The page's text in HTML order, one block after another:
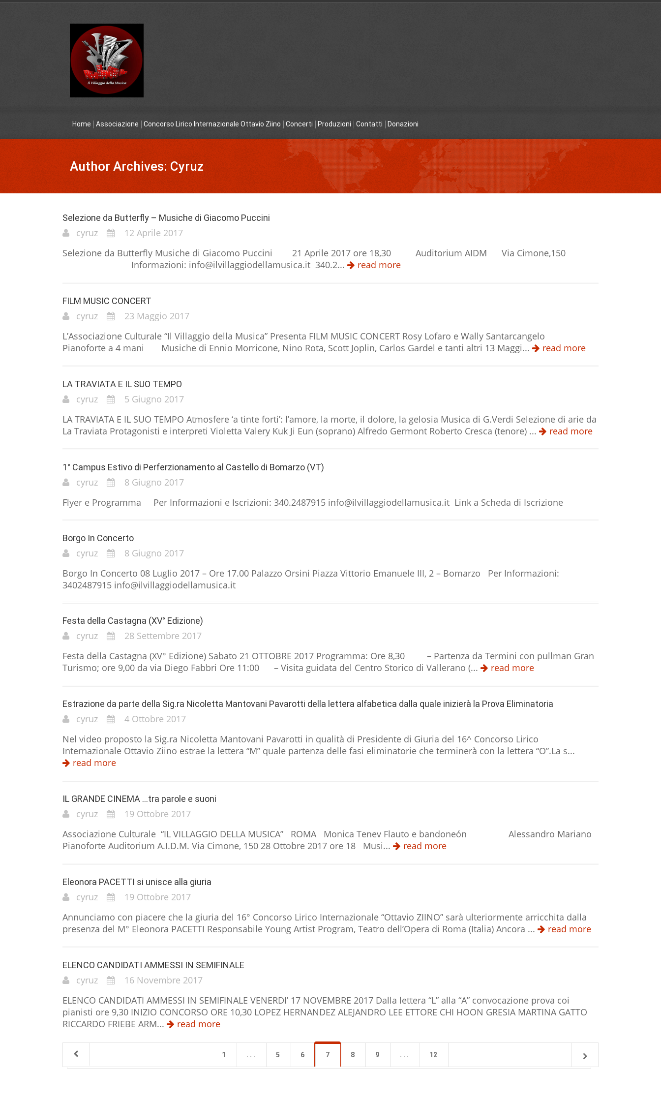
Home Associazione Concorso Lirico Internazionale Ottavio Ziino Concerti Produzioni Contatti Donazioni
Author Archives: Cyruz
Selezione da Butterfly – Musiche di Giacomo Puccini
cyruz
12 Aprile 2017
Selezione da Butterfly Musiche di Giacomo Puccini 21 Aprile 2017 ore 18,30 Auditorium AIDM Via Cimone,150
Informazioni: info@ilvillaggiodellamusica.it 340.2...
read more
FILM MUSIC CONCERT
cyruz
23 Maggio 2017
L’Associazione Culturale “Il Villaggio della Musica” Presenta FILM MUSIC CONCERT Rosy Lofaro e Wally Santarcangelo
Pianoforte a 4 mani Musiche di Ennio Morricone, Nino Rota, Scott Joplin, Carlos Gardel e tanti altri 13 Maggi...
read more
LA TRAVIATA E IL SUO TEMPO
cyruz
5 Giugno 2017
LA TRAVIATA E IL SUO TEMPO Atmosfere ‘a tinte forti’: l’amore, la morte, il dolore, la gelosia Musica di G.Verdi Selezione di arie da
La Traviata Protagonisti e interpreti Violetta Valery Kuk Ji Eun (soprano) Alfredo Germont Roberto Cresca (tenore) ...
read more
1° Campus Estivo di Perferzionamento al Castello di Bomarzo (VT)
cyruz
8 Giugno 2017
Flyer e Programma Per Informazioni e Iscrizioni: 340.2487915 info@ilvillaggiodellamusica.it Link a Scheda di Iscrizione
Borgo In Concerto
cyruz
8 Giugno 2017
Borgo In Concerto 08 Luglio 2017 – Ore 17.00 Palazzo Orsini Piazza Vittorio Emanuele III, 2 – Bomarzo Per Informazioni:
3402487915 info@ilvillaggiodellamusica.it
Festa della Castagna (XV° Edizione)
cyruz
28 Settembre 2017
Festa della Castagna (XV° Edizione) Sabato 21 OTTOBRE 2017 Programma: Ore 8,30 – Partenza da Termini con pullman Gran
Turismo; ore 9,00 da via Diego Fabbri Ore 11:00 – Visita guidata del Centro Storico di Vallerano (...
read more
Estrazione da parte della Sig.ra Nicoletta Mantovani Pavarotti della lettera alfabetica dalla quale inizierà la Prova Eliminatoria
cyruz
4 Ottobre 2017
Nel video proposto la Sig.ra Nicoletta Mantovani Pavarotti in qualità di Presidente di Giuria del 16^ Concorso Lirico
Internazionale Ottavio Ziino estrae la lettera “M” quale partenza delle fasi eliminatorie che terminerà con la lettera “O”.La s...
read more
IL GRANDE CINEMA …tra parole e suoni
cyruz
19 Ottobre 2017
Associazione Culturale “IL VILLAGGIO DELLA MUSICA” ROMA Monica Tenev Flauto e bandoneón Alessandro Mariano
Pianoforte Auditorium A.I.D.M. Via Cimone, 150 28 Ottobre 2017 ore 18 Musi...
read more
Eleonora PACETTI si unisce alla giuria
cyruz
19 Ottobre 2017
Annunciamo con piacere che la giuria del 16° Concorso Lirico Internazionale “Ottavio ZIINO” sarà ulteriormente arricchita dalla
presenza del M° Eleonora PACETTI Responsabile Young Artist Program, Teatro dell’Opera di Roma (Italia) Ancora ...
read more
ELENCO CANDIDATI AMMESSI IN SEMIFINALE
cyruz
16 Novembre 2017
ELENCO CANDIDATI AMMESSI IN SEMIFINALE VENERDI’ 17 NOVEMBRE 2017 Dalla lettera “L” alla “A” convocazione prova coi
pianisti ore 9,30 INIZIO CONCORSO ORE 10,30 LOPEZ HERNANDEZ ALEJANDRO LEE ETTORE CHI HOON GRESIA MARTINA GATTO
RICCARDO FRIEBE ARM...
read more
1 . . . 5 6 7 8 9 . . . 12